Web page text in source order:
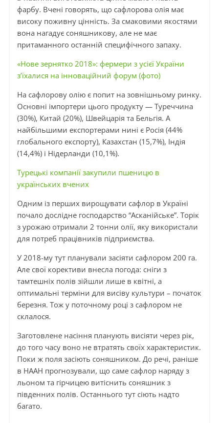
фарбу. Вчені говорять, що сафлорова олія має
високу поживну цінність. За смаковими якостями
вона нагадує соняшникову, але не має
притаманного останній специфічного запаху.
«Нове зернятко 2018»: фермери з усієї України
з’їхалися на інноваційний форум (фото)
На сафлорову олію є попит на зовнішньому ринку.
Основні імпортери цього продукту — Туреччина
(30%), Китай (20%), Швейцарія та Бельгія. А
найбільшими експортерами нині є Росія (44%
глобального експорту), Казахстан (15,7%), Індія
(14,4%) і Нідерланди (10,1%).
Турецькі компанії закупили пшеницю в
українських вчених
Одним із перших вирощувати сафлор в Україні
почало дослідне господарство “Асканійське”. Торік
з урожаю отримали 2 тонни олії, яку використали
для потреб працівників підприємства.
У 2018-му тут планували засіяти сафлором 200 га.
Але свої корективи внесла погода: сніги з
тамтешніх полів зійшли лише в квітні, а
оптимальні терміни для висіву культури – початок
березня. Тож у поточному році з сафлором не
склалося.
Заготовлене насіння планують висіяти через рік,
до того часу воно не втратять своїх характеристик.
Поки ж поля засіють соняшником. До речі, раніше
в НААН прогнозували, що саме сафлор наряду з
льоном та гірчицею витіснить соняшник з
південних полів. Останнього тут сіють надто
багато.